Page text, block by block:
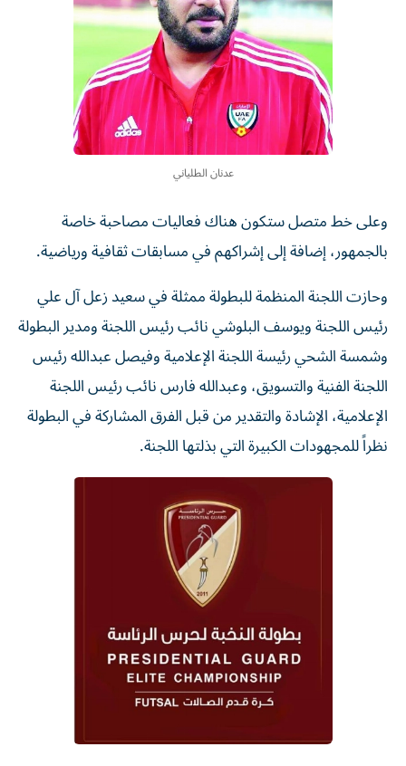
عدنان الطلياني
وعلى خط متصل ستكون هناك فعاليات مصاحبة خاصة
بالجمهور، إضافة إلى إشراكهم في مسابقات ثقافية ورياضية.
وحازت اللجنة المنظمة للبطولة ممثلة في سعيد زعل آل علي
رئيس اللجنة ويوسف البلوشي نائب رئيس اللجنة ومدير البطولة
وشمسة الشحي رئيسة اللجنة الإعلامية وفيصل عبدالله رئيس
اللجنة الفنية والتسويق، وعبدالله فارس نائب رئيس اللجنة
الإعلامية، الإشادة والتقدير من قبل الفرق المشاركة في البطولة
نظراً للمجهودات الكبيرة التي بذلتها اللجنة.